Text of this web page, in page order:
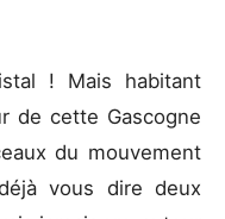
! Mais habitant
de cette Gascogne
du mouvement
vous dire deux